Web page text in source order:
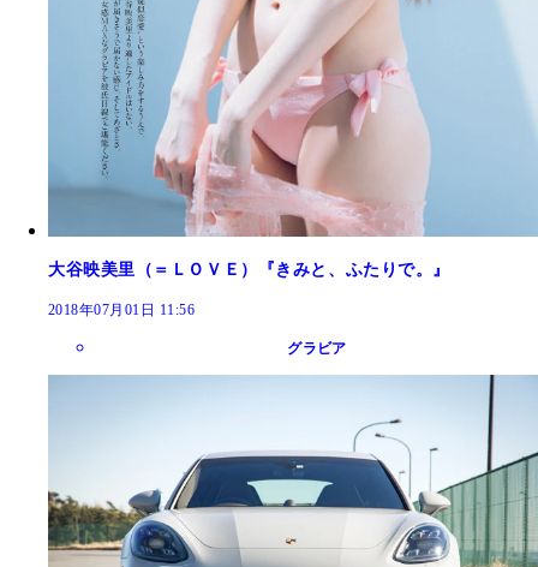
大谷映美里（＝ＬＯＶＥ）『きみと、ふたりで。』
2018年07月01日 11:56
グラビア